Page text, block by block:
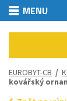
MENU
EUROBYT-CB /
kovářský